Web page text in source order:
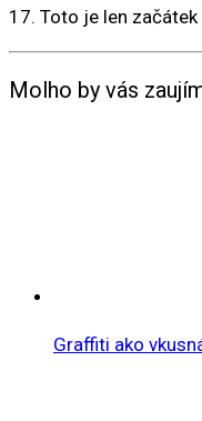
17. Toto je len začátek
Molho by vás
Graffiti ako